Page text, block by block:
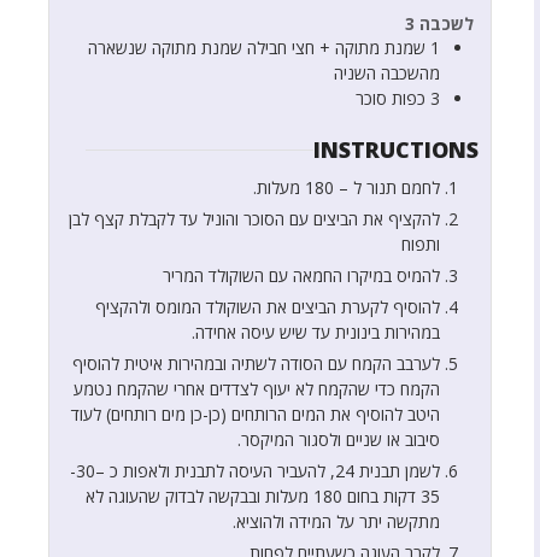
לשכבה 3
1 שמנת מתוקה + חצי חבילה שמנת מתוקה שנשארה
מהשכבה השניה
3 כפות סוכר
INSTRUCTIONS
לחמם תנור ל – 180 מעלות.
להקציף את הביצים עם הסוכר והוניל עד לקבלת קצף לבן
ותפוח
להמיס במיקרו החמאה עם השוקולד המריר
להוסיף לקערת הביצים את השוקולד המומס ולהקציף
במהירות בינונית עד שיש עיסה אחידה.
לערבב הקמח עם הסודה לשתיה ובמהירות איטית להוסיף
הקמח כדי שהקמח לא יעוף לצדדים אחרי שהקמח נטמע
היטב להוסיף את המים הרותחים (כן-כן מים רותחים) לעוד
סיבוב או שניים ולסגור המיקסר.
לשמן תבנית 24, להעביר העיסה לתבנית ולאפות כ –30-
35 דקות בחום 180 מעלות ובבקשה לבדוק שהעוגה לא
מתקשה יתר על המידה ולהוציא.